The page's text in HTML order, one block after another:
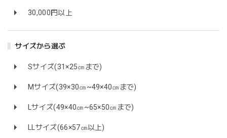
30,000円以上
サイズから選ぶ
Sサイズ(31×25㎝まで)
Mサイズ(39×30㎝~49×40㎝まで)
Lサイズ(49×40㎝~65×50㎝まで)
LLサイズ(66×57㎝以上)